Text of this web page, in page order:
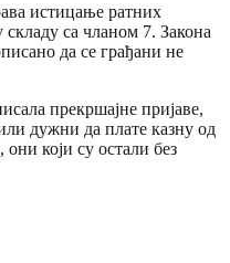
истицање ратних
складу са чланом 7. Закона
да се грађани не
прекршајне пријаве,
дужни да плате казну од
који су остали без